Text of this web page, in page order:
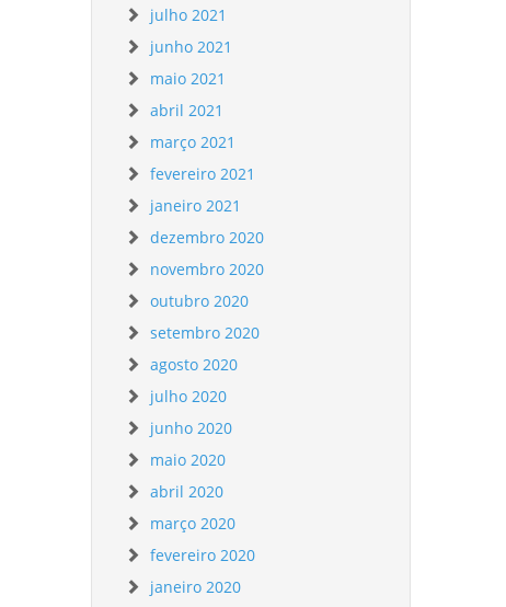
julho 2021
junho 2021
maio 2021
abril 2021
março 2021
fevereiro 2021
janeiro 2021
dezembro 2020
novembro 2020
outubro 2020
setembro 2020
agosto 2020
julho 2020
junho 2020
maio 2020
abril 2020
março 2020
fevereiro 2020
janeiro 2020